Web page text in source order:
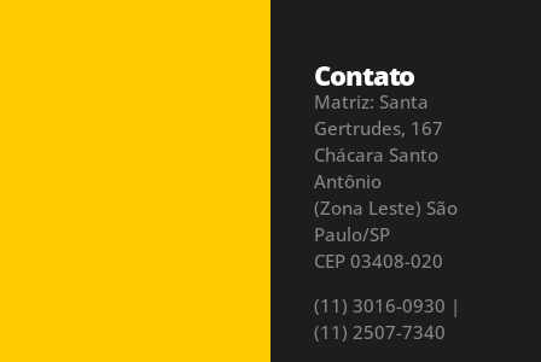
Contato
Matriz: Santa
Gertrudes, 167
Chácara Santo
Antônio
(Zona Leste) São
Paulo/SP
CEP 03408-020
(11) 3016-0930​ |
(11) 2507-7340